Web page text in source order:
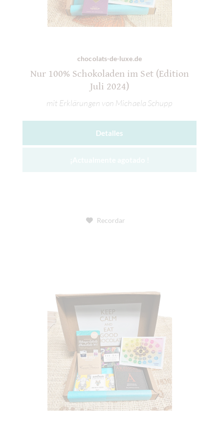
chocolats-de-luxe.de
Nur 100% Schokoladen im Set (Edition
Juli 2024)
mit Erklärungen von Michaela Schupp
Detalles
Recordar